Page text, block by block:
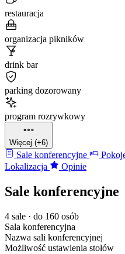
restauracja
organizacja pikników
drink bar
parking dozorowany
program rozrywkowy
Więcej (+6)
Sale konferencyjne
Lokalizacja
Opinie
Sale konferencyjne
4 sale · do 160 osób
Sala konferencyjna
Nazwa sali konferencyjnej
Możliwość ustawienia stołów